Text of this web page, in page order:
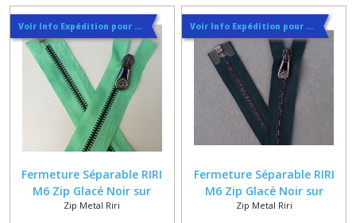
Voir Info Expédition pour Régler les Frais de Port au Meilleur Prix , En haut d'ecran à Droite
Fermeture Séparable RIRI
M6 Zip Glacé Noir sur
Ruban Polycoton Vert +
Zip Metal Riri
Voir Info Expédition pour Régler les Frais de Port au Meilleur Prix , En haut d'ecran à Droite
Fermeture Séparable RIRI
M6 Zip Glacé Noir sur
Ruban Polycoton Vert Foncé
Zip Metal Riri